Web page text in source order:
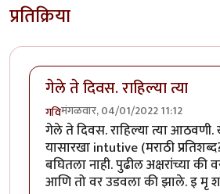
प्रतिक्रिया
गेले ते दिवस. राहिल्या त्या
गविमंगळवार, 04/01/2022 11:12
गेले ते दिवस. राहिल्या त्या
यासारखा intutive (मराठी
बघितला नाही. पुढील अक्षरांच्या की
आणि तो वर उडवला की झाले. इ मृ